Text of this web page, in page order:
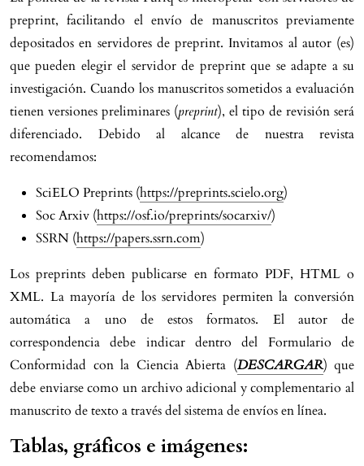
preprint, facilitando el envío de manuscritos previamente
depositados en servidores de preprint. Invitamos al autor (es)
que pueden elegir el servidor de preprint que se adapte a su
investigación. Cuando los manuscritos sometidos a evaluación
tienen versiones preliminares (preprint), el tipo de revisión será
diferenciado. Debido al alcance de nuestra revista
recomendamos:
SciELO Preprints (https://preprints.scielo.org)
Soc Arxiv (https://osf.io/preprints/socarxiv/)
SSRN (https://papers.ssrn.com)
Los preprints deben publicarse en formato PDF, HTML o
XML. La mayoría de los servidores permiten la conversión
automática a uno de estos formatos. El autor de
correspondencia debe indicar dentro del Formulario de
Conformidad con la Ciencia Abierta (DESCARGAR) que
debe enviarse como un archivo adicional y complementario al
manuscrito de texto a través del sistema de envíos en línea.
Tablas, gráficos e imágenes: